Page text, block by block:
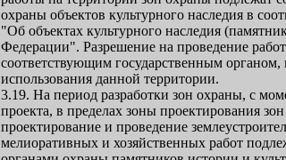
охраны объектов культурного наследия в
"Об объектах культурного наследия
Федерации". Разрешение на проведение
соответствующим государственным
использования данной территории.
3.19. На период разработки зон охраны, с
проекта, в пределах зоны проектирования
проектирование и проведение
мелиоративных и хозяйственных работ